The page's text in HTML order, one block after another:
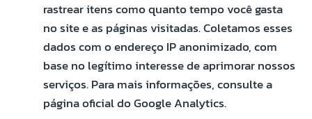
rastrear itens como quanto tempo você gasta
no site e as páginas visitadas. Coletamos esses
dados com o endereço IP anonimizado, com
base no legítimo interesse de aprimorar nossos
serviços. Para mais informações, consulte a
página oficial do Google Analytics.